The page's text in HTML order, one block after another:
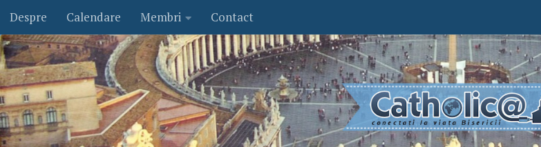
Skip to content
Despre Calendare Membri Contact